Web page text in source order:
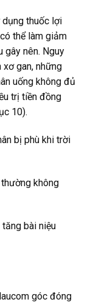
dụng thuốc lợi
thể làm giảm
gây nên. Nguy
xơ gan, những
uống không đủ
trị tiền đồng
10).
bị phù khi trời
không
bài niệu
góc đóng